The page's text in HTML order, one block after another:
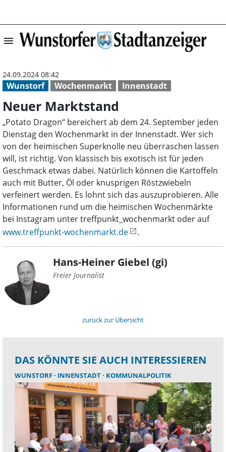
menu Neuer
Wunstorf Wochenmarkt Innenstadt
24.09.2024 08:42
Neuer Marktstand
„Potato Dragon“ bereichert ab dem 24. September jeden
Dienstag den Wochenmarkt in der Innenstadt. Wer sich
von der heimischen Superknolle neu überraschen lassen
will, ist richtig. Von klassisch bis exotisch ist für jeden
Geschmack etwas dabei. Natürlich können die Kartoffeln
auch mit Butter, Öl oder knusprigen Röstzwiebeln
verfeinert werden. Es lohnt sich das auszuprobieren. Alle
Informationen rund um die heimischen Wochenmärkte
bei Instagram unter treffpunkt_wochenmarkt oder auf
www.treffpunkt-wochenmarkt.de
.
Hans-Heiner Giebel (gi)
Freier Journalist
zurück zur Übersicht
DAS KÖNNTE SIE AUCH INTERESSIEREN
WUNSTORF INNENSTADT KOMMUNALPOLITIK